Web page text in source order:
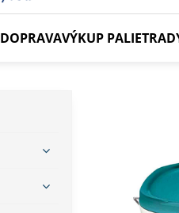
DOPRAVAVÝKUP PALIET